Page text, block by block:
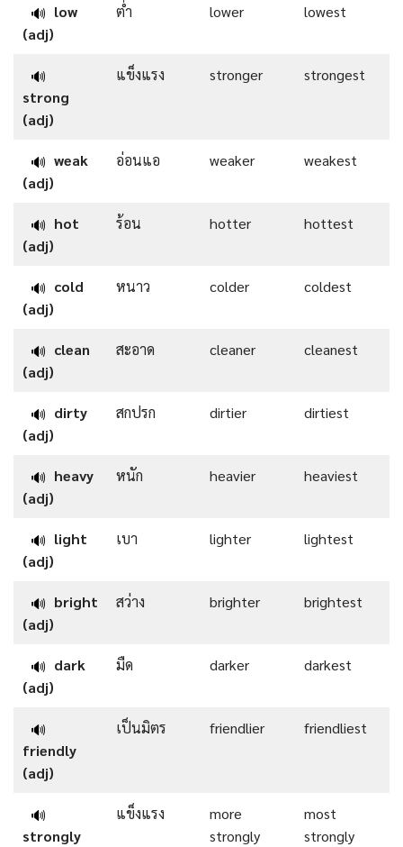
🔊 low
(adj)
ต่ำ lower lowest
🔊
strong
(adj)
แข็งแรง stronger strongest
🔊 weak
(adj)
อ่อนแอ weaker weakest
🔊 hot
(adj)
ร้อน hotter hottest
🔊 cold
(adj)
หนาว colder coldest
🔊 clean
(adj)
สะอาด cleaner cleanest
🔊 dirty
(adj)
สกปรก dirtier dirtiest
🔊 heavy
(adj)
หนัก heavier heaviest
🔊 light
(adj)
เบา lighter lightest
🔊 bright
(adj)
สว่าง brighter brightest
🔊 dark
(adj)
มืด darker darkest
🔊
friendly
(adj)
เป็นมิตร friendlier friendliest
🔊
strongly
แข็งแรง
more
strongly
most
strongly